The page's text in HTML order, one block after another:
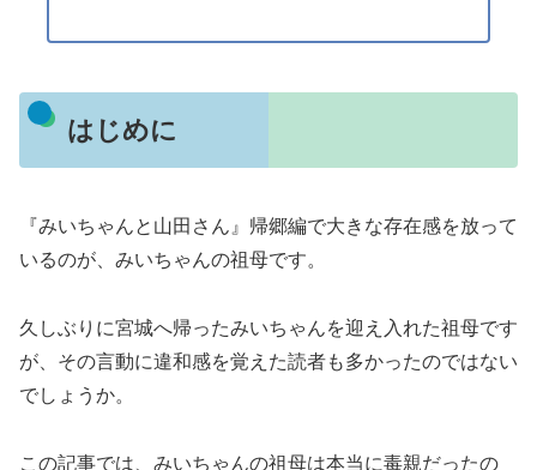
はじめに
『みいちゃんと山田さん』帰郷編で大きな存在感を放って
いるのが、みいちゃんの祖母です。
久しぶりに宮城へ帰ったみいちゃんを迎え入れた祖母です
が、その言動に違和感を覚えた読者も多かったのではない
でしょうか。
この記事では、みいちゃんの祖母は本当に毒親だったの